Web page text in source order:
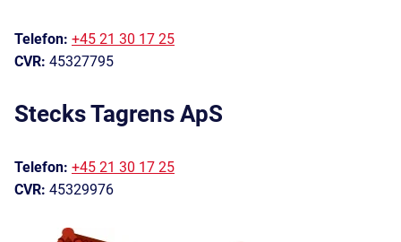
Telefon: +45 21 30 17 25
CVR: 45327795
Stecks Tagrens ApS
Telefon: +45 21 30 17 25
CVR: 45329976